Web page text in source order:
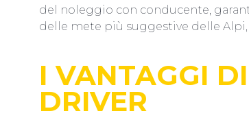
del noleggio con conducente,
delle mete più suggestive delle
I VANTAGGI
DRIVER